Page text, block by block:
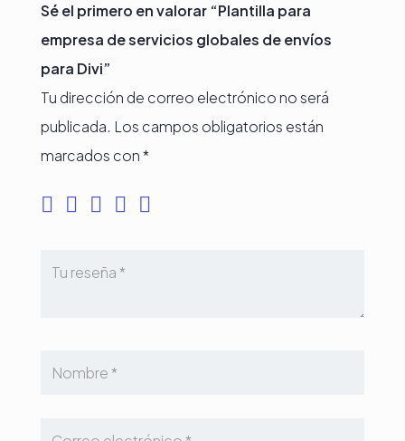
Sé el primero en valorar “Plantilla para
empresa de servicios globales de envíos
para Divi”
Tu dirección de correo electrónico no será
publicada. Los campos obligatorios están
marcados con*